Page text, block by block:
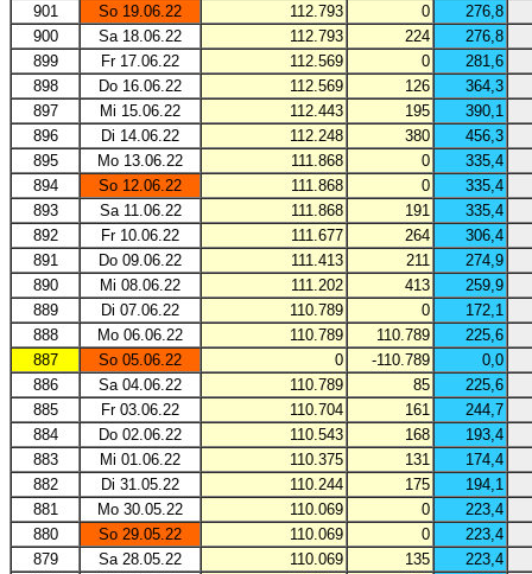
901
So 19.06.22 112.793 0
276,8
900
Sa 18.06.22 112.793 224
276,8
899
Fr 17.06.22 112.569 0
281,6
898
Do 16.06.22 112.569 126
364,3
897
Mi 15.06.22 112.443 195
390,1
896
Di 14.06.22 112.248 380
456,3
895
Mo 13.06.22 111.868 0
335,4
894
So 12.06.22 111.868 0
335,4
893
Sa 11.06.22 111.868 191
335,4
892
Fr 10.06.22 111.677 264
306,4
891
Do 09.06.22 111.413 211
274,9
890
Mi 08.06.22 111.202 413
259,9
889
Di 07.06.22 110.789 0
172,1
888
Mo 06.06.22 110.789 110.789
225,6
887
So 05.06.22 0 -110.789
0,0
886
Sa 04.06.22 110.789 85
225,6
885
Fr 03.06.22 110.704 161
244,7
884
Do 02.06.22 110.543 168
193,4
883
Mi 01.06.22 110.375 131
174,4
882
Di 31.05.22 110.244 175
194,1
881
Mo 30.05.22 110.069 0
223,4
880
So 29.05.22 110.069 0
223,4
879
Sa 28.05.22 110.069 135
223,4